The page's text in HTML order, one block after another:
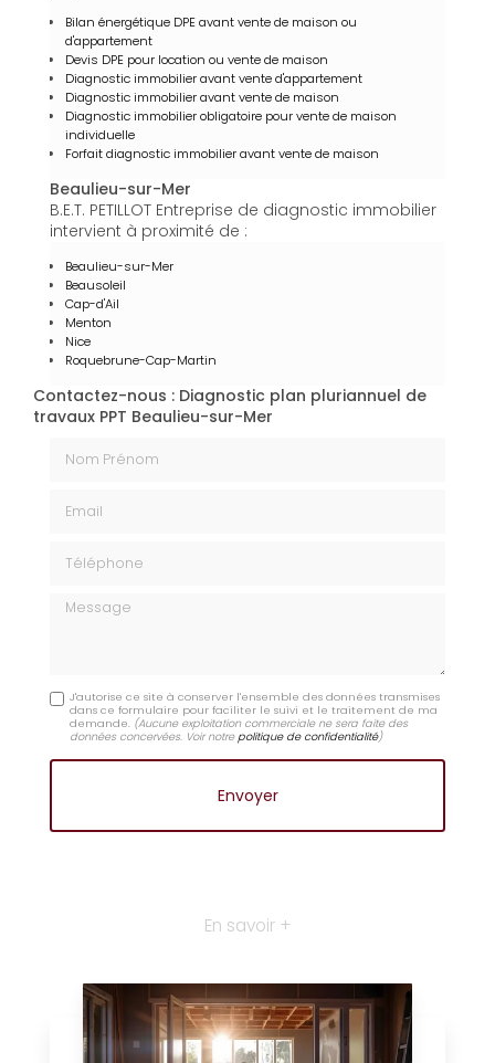
Bilan énergétique DPE avant vente de maison ou
d'appartement
Devis DPE pour location ou vente de maison
Diagnostic immobilier avant vente d'appartement
Diagnostic immobilier avant vente de maison
Diagnostic immobilier obligatoire pour vente de maison
individuelle
Forfait diagnostic immobilier avant vente de maison
Beaulieu-sur-Mer
B.E.T. PETILLOT Entreprise de diagnostic immobilier
intervient à proximité de :
Beaulieu-sur-Mer
Beausoleil
Cap-d'Ail
Menton
Nice
Roquebrune-Cap-Martin
Contactez-nous : Diagnostic plan pluriannuel de
travaux PPT Beaulieu-sur-Mer
Message
J'autorise ce site à conserver l'ensemble des données transmises
dans ce formulaire pour faciliter le suivi et le traitement de ma
demande. (Aucune exploitation commerciale ne sera faite des
données concervées. Voir notrepolitique de confidentialité)
En savoir +